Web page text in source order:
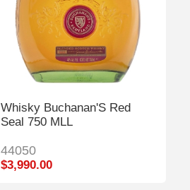
Whisky Buchanan'S Red
Seal 750 MLL
44050
$3,990.00